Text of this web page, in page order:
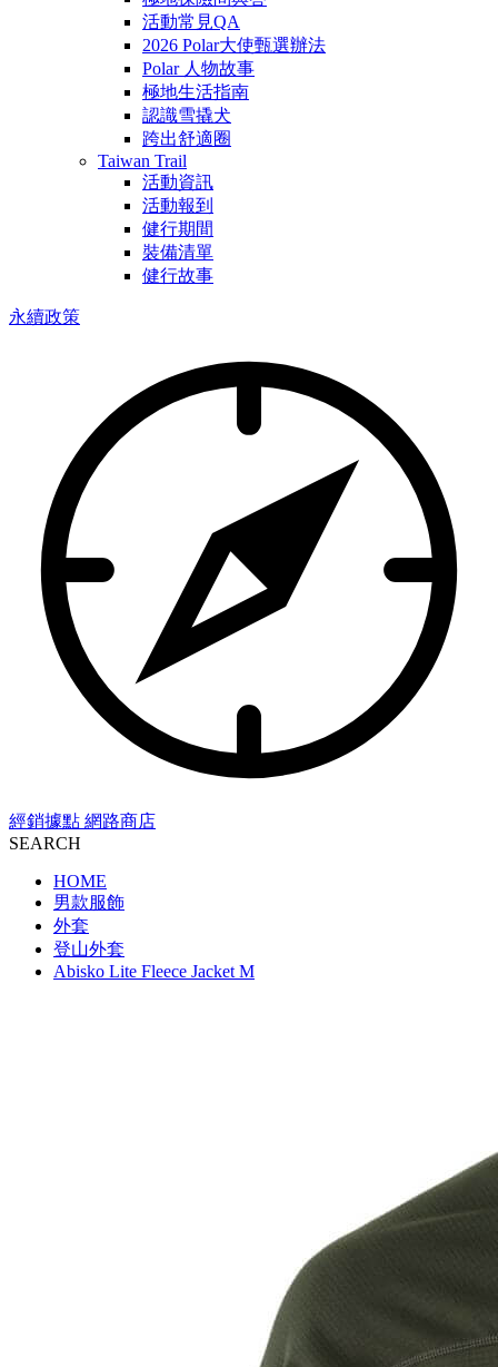
活動常見QA
2026 Polar大使甄選辦法
Polar 人物故事
極地生活指南
認識雪撬犬
跨出舒適圈
Taiwan Trail
活動資訊
活動報到
健行期間
裝備清單
健行故事
永續政策
經銷據點 網路商店
SEARCH
HOME
男款服飾
外套
登山外套
Abisko Lite Fleece Jacket M